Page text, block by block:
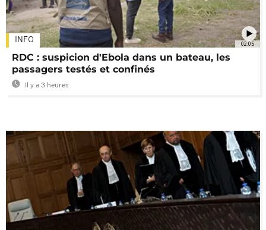
02:05
INFO
RDC : suspicion d'Ebola dans un bateau, les
passagers testés et confinés
Il y a 3 heures